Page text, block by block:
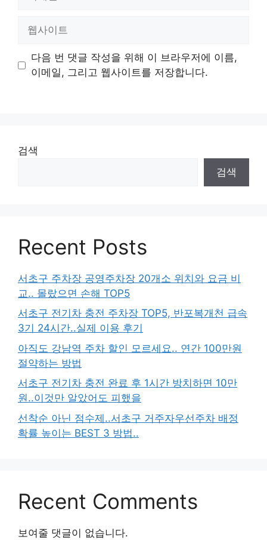
트
다음 번 댓글 작성을 위해 이 브라우저에 이름,
이메일, 그리고 웹사이트를 저장합니다.
검색
검색
Recent Posts
서초구 주차장 공영주차장 20개소 위치와 요금 비
교.. 몰랐으면 손해 TOP5
서초구 전기차 충전 주차장 TOP5, 반포복개천 급속
3기 24시간..실제 이용 후기
아직도 강남역 주차 할인 모르세요.. 연간 100만원
절약하는 방법
서초구 전기차 충전 완료 후 1시간 방치하면 10만
원..이것만 알았어도 피했을
선착순 아닌 점수제..서초구 거주자우선주차 배정
확률 높이는 BEST 3 방법..
Recent Comments
보여줄 댓글이 없습니다.